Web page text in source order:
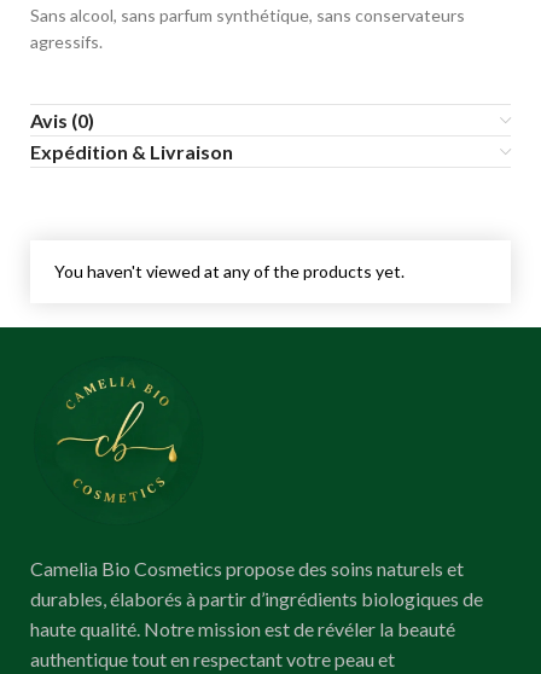
Sans alcool, sans parfum synthétique, sans conservateurs
agressifs.
Avis (0)
Expédition & Livraison
You haven't viewed at any of the products yet.
Camelia Bio Cosmetics propose des soins naturels et
durables, élaborés à partir d’ingrédients biologiques de
haute qualité. Notre mission est de révéler la beauté
authentique tout en respectant votre peau et